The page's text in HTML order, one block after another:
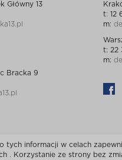
Główny 13
Bracka 9
t: 12
m:
t: 22
m:
informacji w celach
. Korzystanie ze strony bez